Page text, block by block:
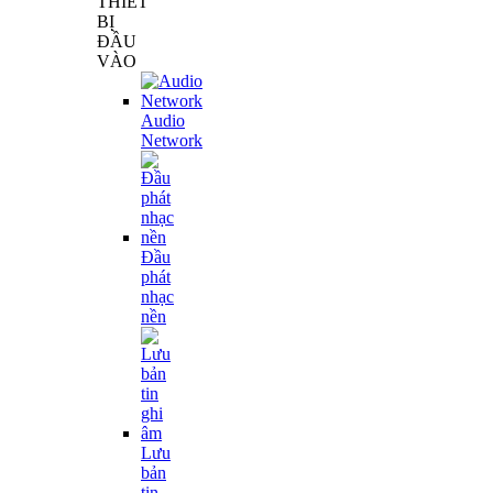
BỊ
ĐẦU
VÀO
Audio
Network
Đầu
phát
nhạc
nền
Lưu
bản